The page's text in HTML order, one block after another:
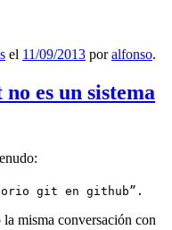
el 11/09/2013 poralfonso.
es un sistema
git en github”.
la misma conversación con